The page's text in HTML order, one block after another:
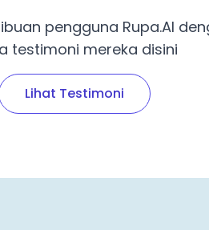
pengguna Rupa.AI
testimoni mereka disini
Lihat Testimoni